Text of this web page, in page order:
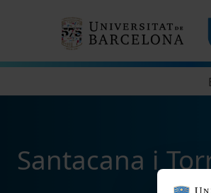
Santacana i